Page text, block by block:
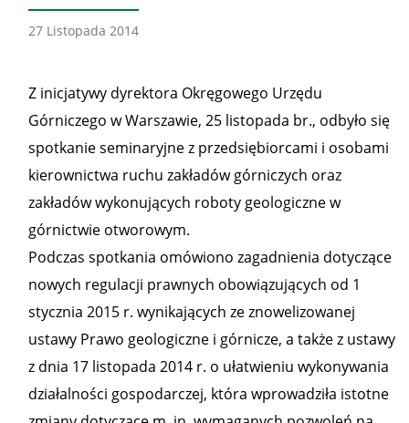
27 Listopada 2014
Z inicjatywy dyrektora Okręgowego Urzędu
Górniczego w Warszawie, 25 listopada br., odbyło się
spotkanie seminaryjne z przedsiębiorcami i osobami
kierownictwa ruchu zakładów górniczych oraz
zakładów wykonujących roboty geologiczne w
górnictwie otworowym.
Podczas spotkania omówiono zagadnienia dotyczące
nowych regulacji prawnych obowiązujących od 1
stycznia 2015 r. wynikających ze znowelizowanej
ustawy Prawo geologiczne i górnicze, a także z ustawy
z dnia 17 listopada 2014 r. o ułatwieniu wykonywania
działalności gospodarczej, która wprowadziła istotne